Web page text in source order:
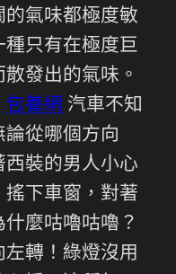
氣味都極度敏
只有在極度巨
發出的氣味。
包養網 汽車不知
從哪個方向
裝的男人小心
下車窗，對著
麼咕嚕咕嚕？
轉！綠燈沒用